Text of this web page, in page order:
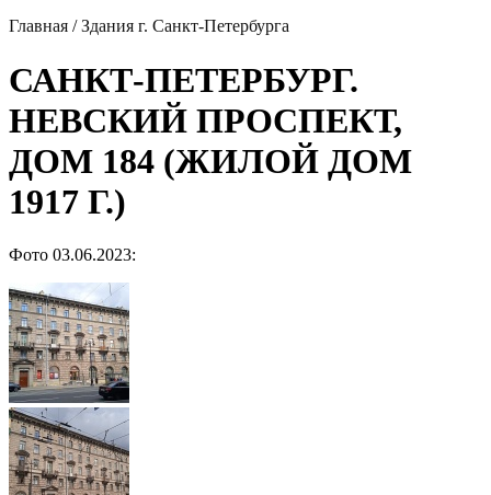
Главная /Здания г. Санкт-Петербурга
САНКТ-ПЕТЕРБУРГ.
НЕВСКИЙ ПРОСПЕКТ,
ДОМ 184 (​ЖИЛОЙ ДОМ
1917 Г.)
Фото 03.06.2023: